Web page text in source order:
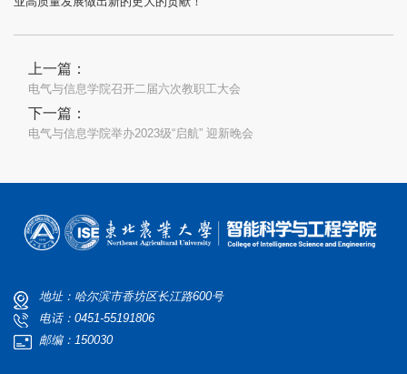
上一篇：
电气与信息学院召开二届六次教职工大会
下一篇：
电气与信息学院举办2023级“启航” 迎新晚会
地址：哈尔滨市香坊区长江路600号
电话：0451-55191806
邮编：150030